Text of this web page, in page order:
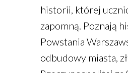
historii, której
zapomną. Poznają
Powstania
odbudowy miasta,